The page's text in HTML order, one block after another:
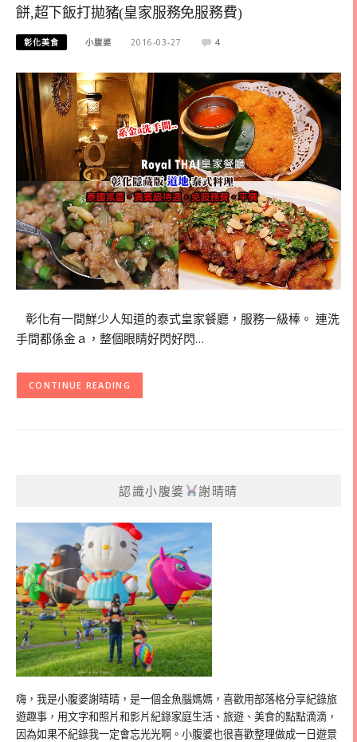
餅,超下飯打拋豬(皇家服務免服務費)
彰化美食 小腹婆 2016-03-27 4
彰化有一間鮮少人知道的泰式皇家餐廳，服務一級棒。 連洗
手間都係金ａ，整個眼睛好閃好閃…
CONTINUE READING
認識小腹婆 謝晴晴
嗨，我是小腹婆謝晴晴，是一個金魚腦媽媽，喜歡用部落格分享紀錄旅
遊趣事，用文字和照片和影片紀錄家庭生活、旅遊、美食的點點滴滴，
因為如果不紀錄我一定會忘光光啊。小腹婆也很喜歡整理做成一日遊景